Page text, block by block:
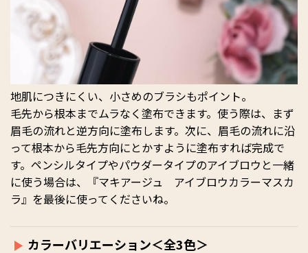
地肌につきにくい、小さめのブラシもポイント。
毛先から根本までムラなく塗布できます。使う際は、まず
眉毛の流れと逆方向に塗布します。次に、眉毛の流れに沿
って根本から毛先方向にとかすように塗布すれば完成で
す。ペンシルタイプやパウダータイプのアイブロウと一緒
に使う場合は、『マキアージュ アイブロウカラーマスカ
ラ』を最後に使ってくださいね。
カラーバリエーション＜全3色＞